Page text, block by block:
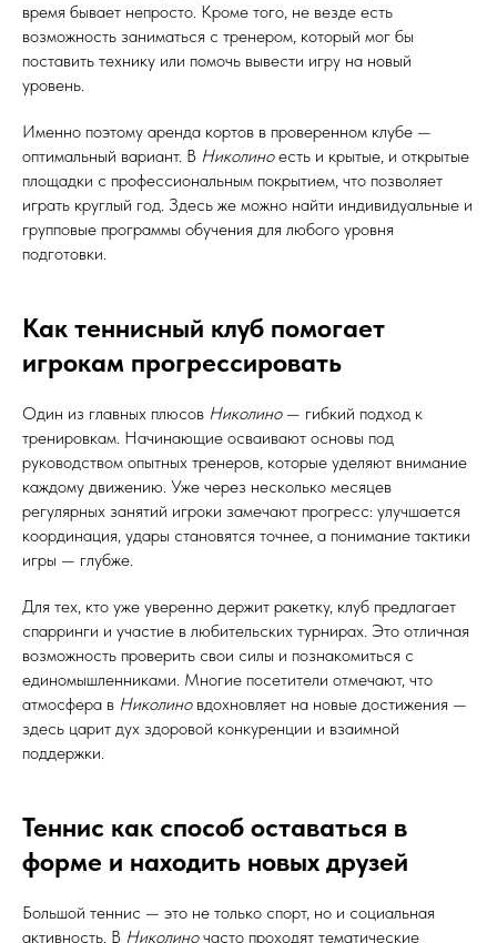
время бывает непросто. Кроме того, не везде есть
возможность заниматься с тренером, который мог бы
поставить технику или помочь вывести игру на новый
уровень.
Именно поэтому аренда кортов в проверенном клубе —
оптимальный вариант. В Николиноесть и крытые, и открытые
площадки с профессиональным покрытием, что позволяет
играть круглый год. Здесь же можно найти индивидуальные и
групповые программы обучения для любого уровня
подготовки.
Как теннисный клуб помогает
игрокам прогрессировать
Один из главных плюсов Николино— гибкий подход к
тренировкам. Начинающие осваивают основы под
руководством опытных тренеров, которые уделяют внимание
каждому движению. Уже через несколько месяцев
регулярных занятий игроки замечают прогресс: улучшается
координация, удары становятся точнее, а понимание тактики
игры — глубже.
Для тех, кто уже уверенно держит ракетку, клуб предлагает
спарринги и участие в любительских турнирах. Это отличная
возможность проверить свои силы и познакомиться с
единомышленниками. Многие посетители отмечают, что
атмосфера в Николиновдохновляет на новые достижения —
здесь царит дух здоровой конкуренции и взаимной
поддержки.
Теннис как способ оставаться в
форме и находить новых друзей
Большой теннис — это не только спорт, но и социальная
активность. В Николиночасто проходят тематические